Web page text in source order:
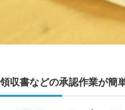
収書などの承認作業が簡